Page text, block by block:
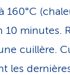
160°C
10 minutes.
cuillère.
les